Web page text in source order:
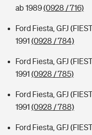
ab 1989(0928 / 716)
Ford Fiesta, GFJ
1991 (0928 / 784)
Ford Fiesta, GFJ
1991 (0928 / 785)
Ford Fiesta, GFJ
1991 (0928 / 788)
Ford Fiesta, GFJ